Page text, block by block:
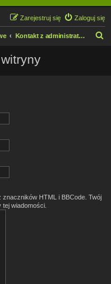
Zaloguj się
Zarejestruj się
Kontakt z administratorem witryny
znaczników HTML i BBCode. Twój
wiadomości.